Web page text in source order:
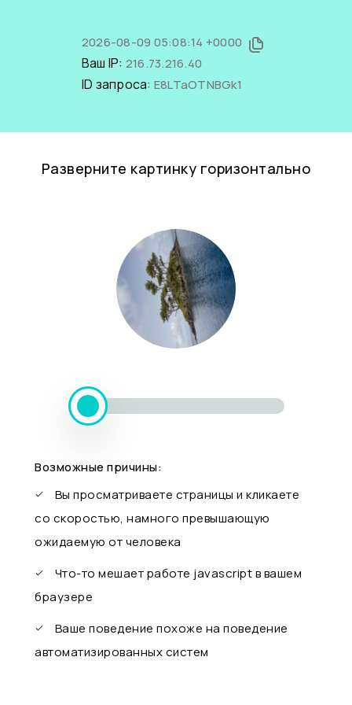
2026-08-09 05:08:14 +0000
Ваш IP: 216.73.216.40
ID запроса: E8LTaOTNBGk1
Разверните картинку горизонтально
Возможные причины:
Вы просматриваете страницы и кликаете
со скоростью, намного превышающую
ожидаемую от человека
Что-то мешает работе javascript в вашем
браузере
Ваше поведение похоже на поведение
автоматизированных систем